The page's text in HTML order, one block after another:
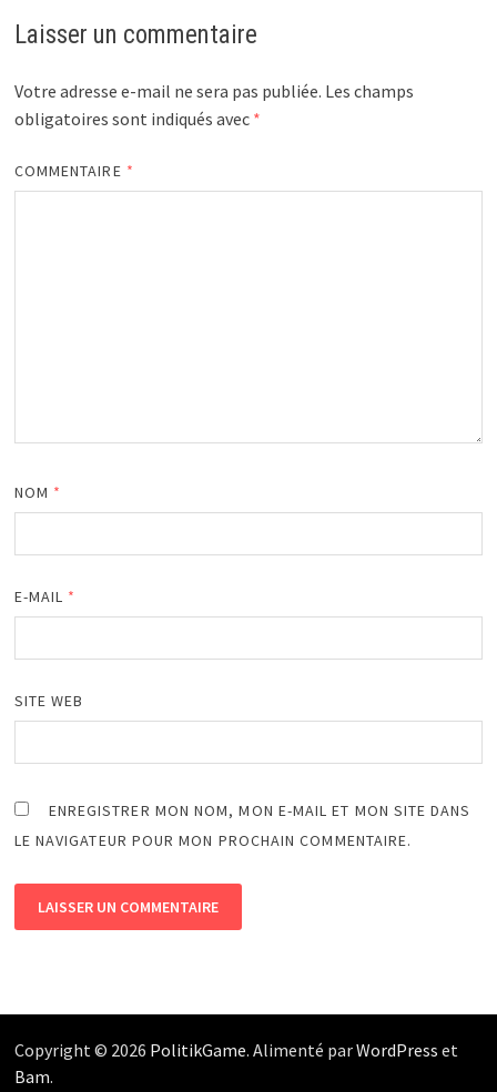
Laisser un commentaire
Votre adresse e-mail ne sera pas publiée. Les champs
obligatoires sont indiqués avec *
COMMENTAIRE *
NOM *
E-MAIL *
SITE WEB
ENREGISTRER MON NOM, MON E-MAIL ET MON SITE DANS
LE NAVIGATEUR POUR MON PROCHAIN COMMENTAIRE.
Copyright © 2026 PolitikGame. Alimenté parWordPress et
Bam.